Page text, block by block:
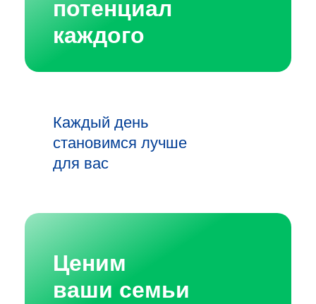
потенциал
каждого
Каждый день
становимся лучше
для вас
Ценим
ваши семьи